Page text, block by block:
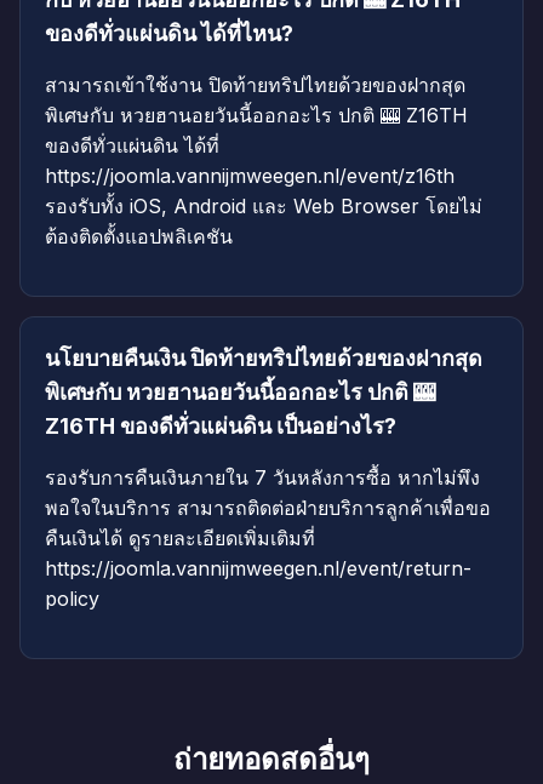
ของดีทั่วแผ่นดิน ได้ที่ไหน?
สามารถเข้าใช้งาน ปิดท้ายทริปไทยด้วยของฝากสุด
พิเศษกับ หวยฮานอยวันนี้ออกอะไร ปกติ 🎰 Z16TH
ของดีทั่วแผ่นดิน ได้ที่
https://joomla.vannijmweegen.nl/event/z16th
รองรับทั้ง iOS, Android และ Web Browser โดยไม่
ต้องติดตั้งแอปพลิเคชัน
นโยบายคืนเงิน ปิดท้ายทริปไทยด้วยของฝากสุด
พิเศษกับ หวยฮานอยวันนี้ออกอะไร ปกติ 🎰
Z16TH ของดีทั่วแผ่นดิน เป็นอย่างไร?
รองรับการคืนเงินภายใน 7 วันหลังการซื้อ หากไม่พึง
พอใจในบริการ สามารถติดต่อฝ่ายบริการลูกค้าเพื่อขอ
คืนเงินได้ ดูรายละเอียดเพิ่มเติมที่
https://joomla.vannijmweegen.nl/event/return-
policy
ถ่ายทอดสดอื่นๆ